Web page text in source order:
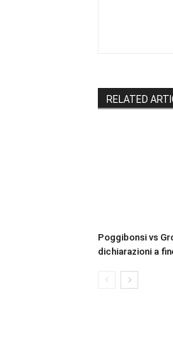
RELATED
Poggibonsi vs
dichiarazioni a